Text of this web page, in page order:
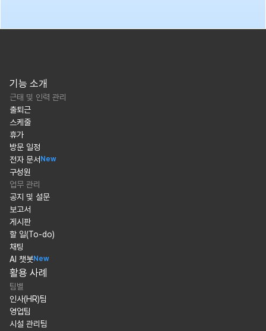
기능 소개
근태 및 인력 관리
출퇴근
스케줄
휴가
방문 일정
전자 문서 New
구성원
업무 관리
공지 및 설문
보고서
게시판
할 일(To-do)
채팅
AI 챗봇New
활용 사례
팀별
인사(HR)팀
영업팀
시설 관리팀